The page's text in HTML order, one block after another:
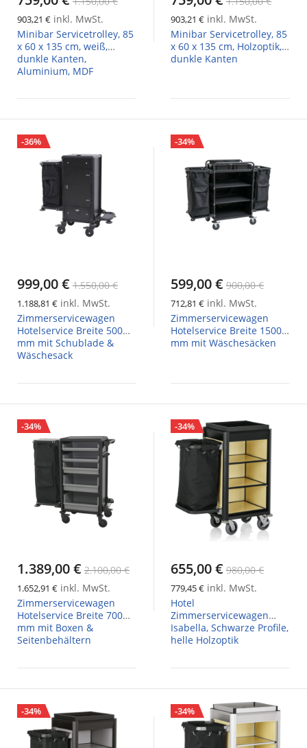
903,21 € inkl. MwSt.
Minibar Servicetrolley, 85
x 60 x 135 cm, weiß,
dunkle Kanten,
Aluminium, MDF
903,21 € inkl. MwSt.
Minibar Servicetrolley, 85
x 60 x 135 cm, Holzoptik,
dunkle Kanten
-36%
999,00 € 1.550,00 €
1.188,81 € inkl. MwSt.
Zimmerservicewagen
Hotelservice Breite 500
mm mit Schublade &
Wäschesack
-34%
599,00 € 900,00 €
712,81 € inkl. MwSt.
Zimmerservicewagen
Hotelservice Breite 1500
mm mit Wäschesäcken
-34%
1.389,00 € 2.100,00 €
1.652,91 € inkl. MwSt.
Zimmerservicewagen
Hotelservice Breite 700
mm mit Boxen &
Seitenbehältern
-34%
655,00 € 980,00 €
779,45 € inkl. MwSt.
Hotel
Zimmerservicewagen
Isabella, Schwarze Profile,
helle Holzoptik
-34% -34%